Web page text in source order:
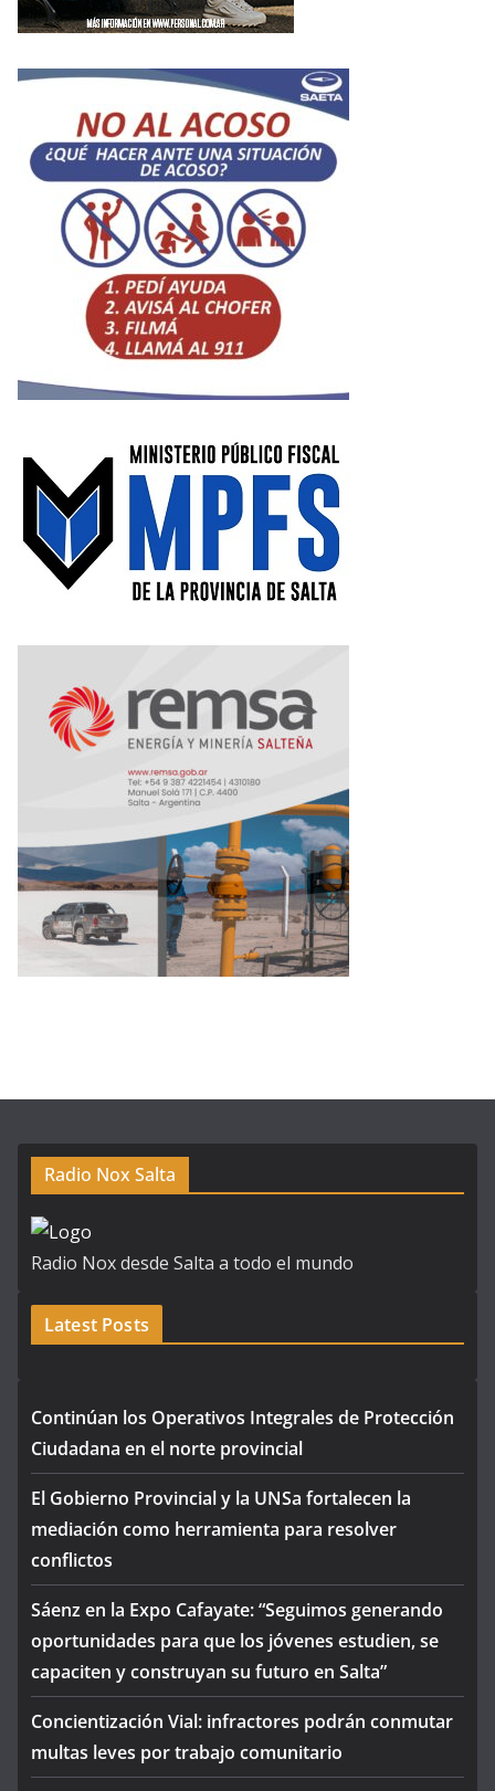
Radio Nox Salta
Radio Nox desde Salta a todo el mundo
Latest Posts
Continúan los Operativos Integrales de Protección
Ciudadana en el norte provincial
El Gobierno Provincial y la UNSa fortalecen la
mediación como herramienta para resolver
conflictos
Sáenz en la Expo Cafayate: “Seguimos generando
oportunidades para que los jóvenes estudien, se
capaciten y construyan su futuro en Salta”
Concientización Vial: infractores podrán conmutar
multas leves por trabajo comunitario